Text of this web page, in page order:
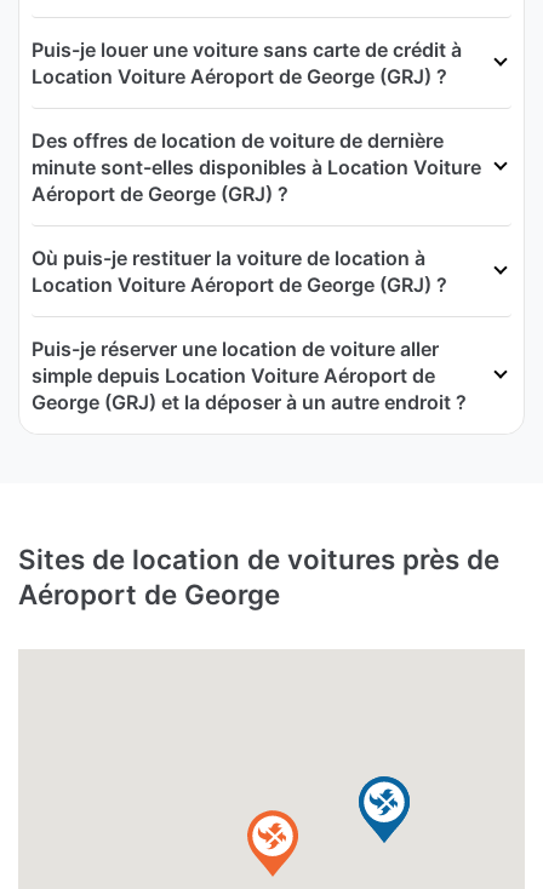
Puis-je louer une voiture sans carte de crédit à
Location Voiture Aéroport de George (GRJ) ?
Des offres de location de voiture de dernière
minute sont-elles disponibles à Location Voiture
Aéroport de George (GRJ) ?
Où puis-je restituer la voiture de location à
Location Voiture Aéroport de George (GRJ) ?
Puis-je réserver une location de voiture aller
simple depuis Location Voiture Aéroport de
George (GRJ) et la déposer à un autre endroit ?
Sites de location de voitures près de
Aéroport de George